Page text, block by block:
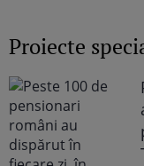
Proiecte